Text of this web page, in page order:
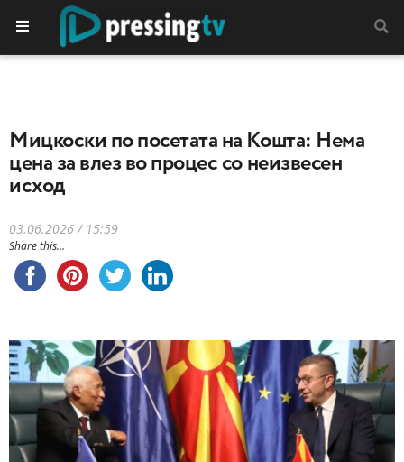
Мицкоски по посетата на Кошта: Нема
цена за влез во процес со неизвесен
исход
03.06.2026 / 15:59
Share this...